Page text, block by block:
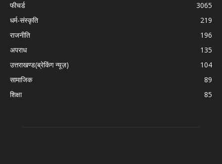
फीचर्ड
3065
धर्म-संस्कृति
219
राजनीति
196
अपराध
135
उत्तराखण्ड(ब्रेकिंग न्यूज़)
104
सामाजिक
89
शिक्षा
85